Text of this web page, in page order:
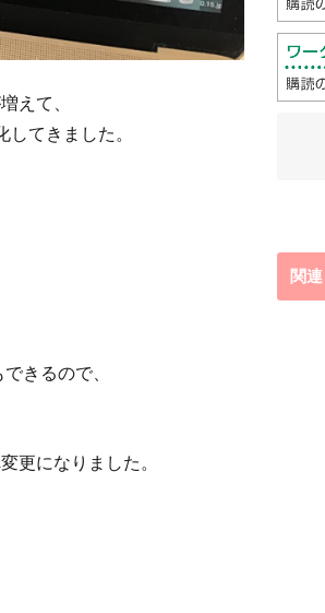
えて、
てきました。
きるので、
更になりました。
関